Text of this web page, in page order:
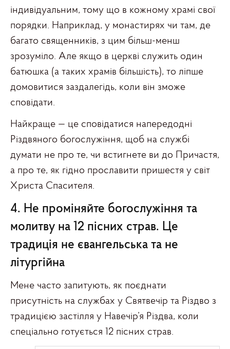
індивідуальним, тому що в кожному храмі свої
порядки. Наприклад, у монастирях чи там, де
багато священників, з цим більш-менш
зрозуміло. Але якщо в церкві служить один
батюшка (а таких храмів більшість), то ліпше
домовитися заздалегідь, коли він зможе
сповідати.
Найкраще — це сповідатися напередодні
Різдвяного богослужіння, щоб на службі
думати не про те, чи встигнете ви до Причастя,
а про те, як гідно прославити пришестя у світ
Христа Спасителя.
4. Не проміняйте богослужіння та
молитву на 12 пісних страв. Це
традиція не євангельська та не
літургійна
Мене часто запитують, як поєднати
присутність на службах у Святвечір та Різдво з
традицією застілля у Навечір’я Різдва, коли
спеціально готується 12 пісних страв.